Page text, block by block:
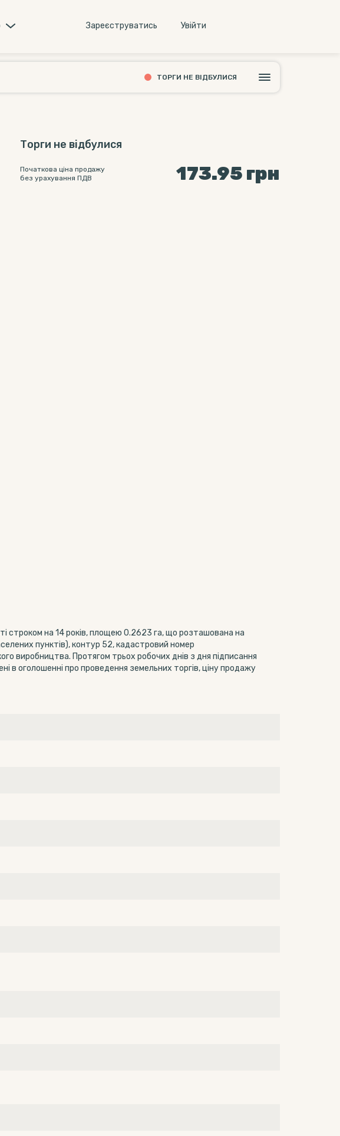
Зареєструватись Увiйти
ТОРГИ НЕ ВІДБУЛИСЯ
Торги не відбулися
Початкова ціна продажу
без урахування ПДВ
173.95 грн
строком на 14 років, площею 0.2623 га, що розташована на
пунктів), контур 52, кадастровий номер
виробництва. Протягом трьох робочих днів з дня підписання
в оголошенні про проведення земельних торгів, ціну продажу